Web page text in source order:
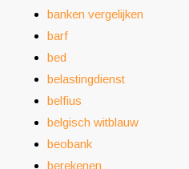
banken vergelijken
barf
bed
belastingdienst
belfius
belgisch witblauw
beobank
berekenen